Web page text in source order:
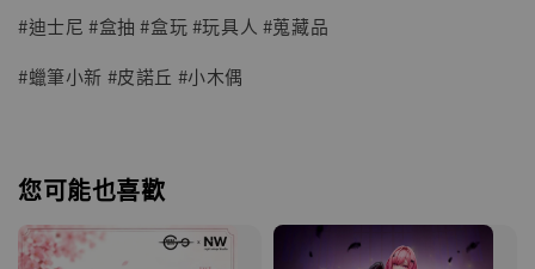
#迪士尼 #盒抽 #盒玩 #玩具人 #蒐藏品
#蠟筆小新 #皮諾丘 #小木偶
您可能也喜歡